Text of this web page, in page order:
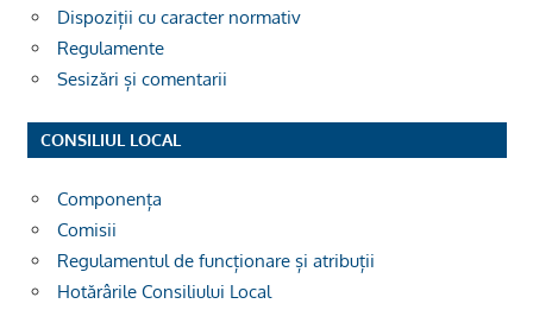
Dispoziții cu caracter normativ
Regulamente
Sesizări și comentarii
CONSILIUL LOCAL
Componența
Comisii
Regulamentul de funcționare și atribuții
Hotărârile Consiliului Local